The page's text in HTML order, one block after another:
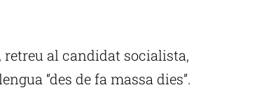
retreu al candidat socialista,
“des de fa massa dies”.